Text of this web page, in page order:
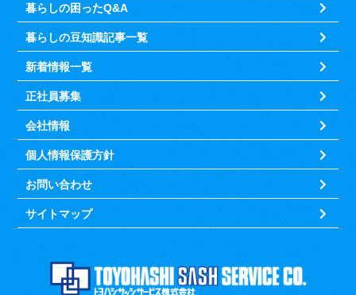
暮らしの困ったQ&A
暮らしの豆知識記事一覧
新着情報一覧
正社員募集
会社情報
個人情報保護方針
お問い合わせ
サイトマップ